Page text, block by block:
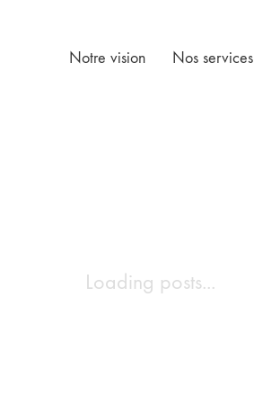
Notre vision Nos services
Loading posts...